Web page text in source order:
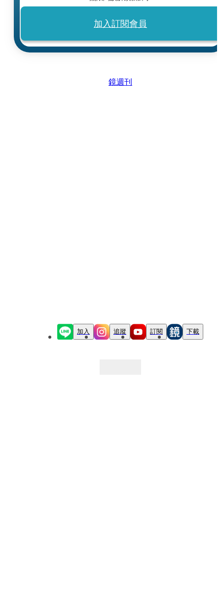
加入訂閱會員
鏡週刊
加入 追蹤 訂閱 下載